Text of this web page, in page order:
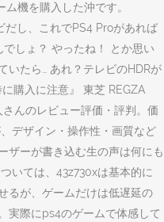
機を購入した沖です。
だし、これでPS4 Proがあれば
しょ？ やったね！ とか思い
いたら… あれ？テレビのHDRが
購入に注意』 東芝 REGZA
んのレビュー評価・評判。価
デザイン・操作性・画質など
ザーが書き込む生の声は何にも
いては、43z730xは基本的に
るが、ゲームだけは低遅延の
実際にps4のゲームで体感して